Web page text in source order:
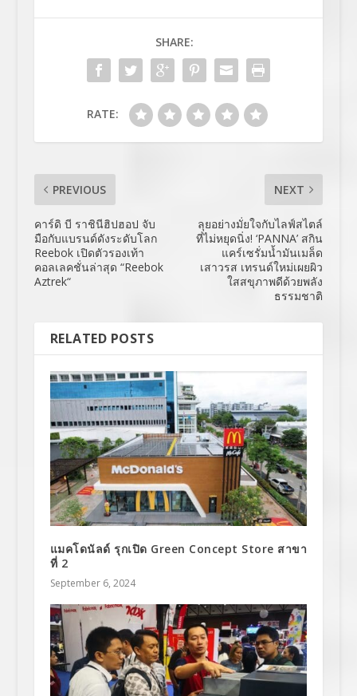
SHARE:
RATE:
PREVIOUS
คาร์ดิ บี ราชินีฮิปฮอป จับ
มือกับแบรนด์ดังระดับโลก
Reebok เปิดตัวรองเท้า
คอลเลคชั่นล่าสุด “Reebok
Aztrek“
NEXT
ลุยอย่างมั่ยใจกับไลฟ์สไตล์
ที่ไม่หยุดนิ่ง! ‘PANNA’ สกิน
แคร์เซรั่มน้ำมันเมล็ด
เสาวรส เทรนด์ใหม่เผยผิว
ใสสขุภาพดีด้วยพลัง
ธรรมชาติ
RELATED POSTS
แมคโดนัลด์ รุกเปิด Green Concept Store สาขา
ที่ 2
September 6, 2024